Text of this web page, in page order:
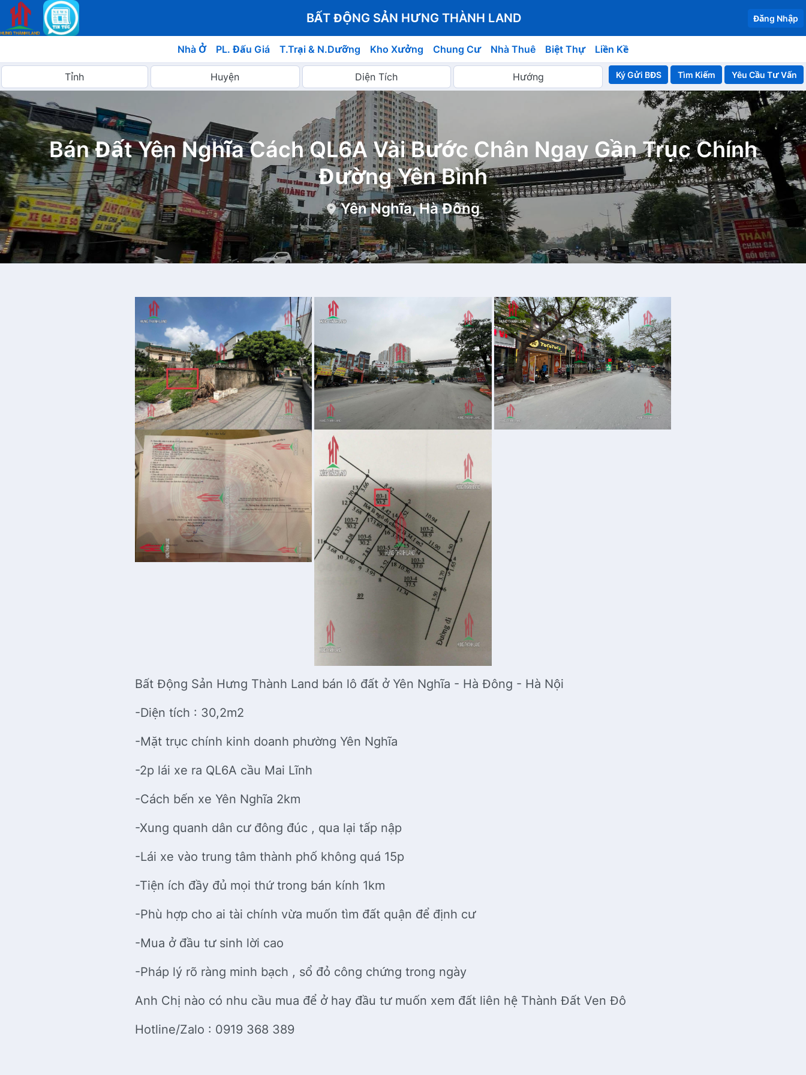
BẤT ĐỘNG SẢN HƯNG THÀNH LAND Đăng Nhập
Nhà Ở PL. Đấu Giá T.Trại & N.Dưỡng Kho Xưởng Chung Cư Nhà Thuê Biệt Thự Liền Kề
Ký Gửi BĐS Yêu Cầu Tư Vấn
Bán Đất Yên Nghĩa Cách QL6A Vài Bước Chân Ngay Gần Trục Chính
Đường Yên Bình
Yên Nghĩa, Hà Đông
Bất Động Sản Hưng Thành Land bán lô đất ở Yên Nghĩa - Hà Đông - Hà Nội
-Diện tích : 30,2m2
-Mặt trục chính kinh doanh phường Yên Nghĩa
-2p lái xe ra QL6A cầu Mai Lĩnh
-Cách bến xe Yên Nghĩa 2km
-Xung quanh dân cư đông đúc , qua lại tấp nập
-Lái xe vào trung tâm thành phố không quá 15p
-Tiện ích đầy đủ mọi thứ trong bán kính 1km
-Phù hợp cho ai tài chính vừa muốn tìm đất quận để định cư
-Mua ở đầu tư sinh lời cao
-Pháp lý rõ ràng minh bạch , sổ đỏ công chứng trong ngày
Anh Chị nào có nhu cầu mua để ở hay đầu tư muốn xem đất liên hệ Thành Đất Ven Đô
Hotline/Zalo : 0919 368 389